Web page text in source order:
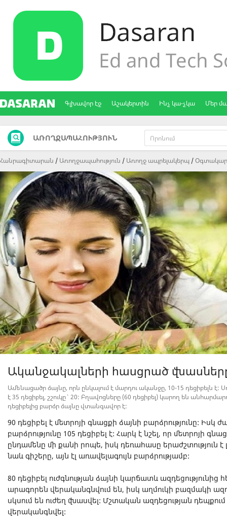
Գլխավոր էջ Աշակերտին Ինչ կա-չկա Մեր
ԱՌՈՂՋԱՊԱՀՈՒԹՅՈՒՆ
Հանրագիտարան Առողջապահություն Առողջ ապրելակերպ Oգտակար
Ականջակալների հասցրած
Ամենացածր ձայնը, որն ընկալում է մարդու ականջը, 10-15 դեցիբելն
է 35 դեցիբել, շշուկը` 20: Բղավոցները (60 դեցիբել) կարող են
դեցիբելից բարձր ձայնը վտանգավոր է:
90 դեցիբել է մետրոյի գնացքի ձայնի բարձրությունը:
բարձրությունը 105 դեցիբել է: Հարկ է նշել, որ մետրոյի
ընդամենը մի քանի րոպե, իսկ դեռահասը երաժշտություն է
նաև գիշերը, այն էլ առավելագույն բարձրությամբ:
80 դեցիբել ուժգնության ձայնի կարճատև
արագորեն վերականգնվում են, իսկ աղմուկի բազմակի
սկսում են ուժեղ վնասվել: Մշտական ազդեցության
վերականգնվել: